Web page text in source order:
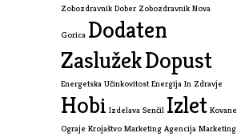
Zobozdravnik Dober Zobozdravnik Nova
Gorica Dodaten
ZaslužekDopust
Energetska Učinkovitost Energija In Zdravje
Hobi Izdelava Senčil Izlet Kovane
Ograje Krojaštvo Marketing Agencija Marketing